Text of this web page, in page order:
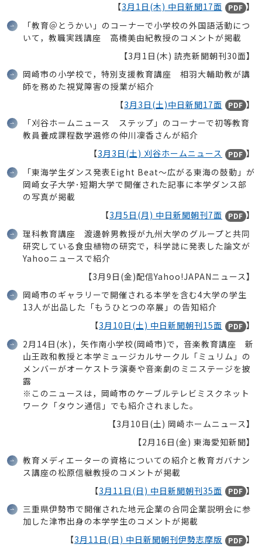
【3月1日(木) 中日新聞17面 PDF 】
「教育＠とうかい」のコーナーで小学校の外国語活動につ
いて，教職実践講座 高橋美由紀教授のコメントが掲載
【3月1日(木) 読売新聞朝刊30面】
岡崎市の小学校で，特別支援教育講座 相羽大輔助教が講
師を務めた視覚障害の授業が紹介
【3月3日(土)中日新聞17面 PDF 】
「刈谷ホームニュース ステップ」のコーナーで初等教育
教員養成課程数学選修の仲川凜香さんが紹介
【3月3日(土) 刈谷ホームニュース PDF 】
「東海学生ダンス発表Eight Beat～広がる東海の鼓動」が
岡崎女子大学･短期大学で開催された記事に本学ダンス部
の写真が掲載
【3月5日(月) 中日新聞朝刊7面 PDF 】
理科教育講座 渡邊幹男教授が九州大学のグループと共同
研究している食虫植物の研究で，科学誌に発表した論文が
Yahooニュースで紹介
【3月9日(金)配信Yahoo!JAPANニュース】
岡崎市のギャラリーで開催される本学を含む4大学の学生
13人が出品した「もうひとつの卒展」の告知紹介
【3月10日(土) 中日新聞朝刊15面 PDF 】
2月14日(水)，矢作南小学校(岡崎市)で，音楽教育講座 新
山王政和教授と本学ミュージカルサークル「ミュリム」の
メンバーがオーケストラ演奏や音楽劇のミニステージを披
露
※このニュースは，岡崎市のケーブルテレビミスクネット
ワーク「タウン通信」でも紹介されました。
【3月10日(土) 岡崎ホームニュース】
【2月16日(金) 東海愛知新聞】
教育メディエーターの資格についての紹介と教育ガバナン
ス講座の松原信継教授のコメントが掲載
【3月11日(日) 中日新聞朝刊35面 PDF 】
三重県伊勢市で開催された地元企業の合同企業説明会に参
加した津市出身の本学学生のコメントが掲載
【3月11日(日) 中日新聞朝刊伊勢志摩版 PDF 】